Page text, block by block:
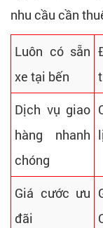
nhu cầu cần
Luôn có sẵn
xe tại bến
Dịch vụ giao
hàng nhanh
chóng
Giá cước ưu
đãi